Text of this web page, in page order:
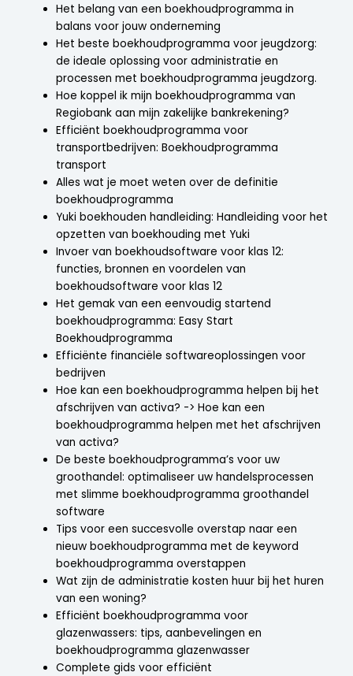
Het belang van een boekhoudprogramma in
balans voor jouw onderneming
Het beste boekhoudprogramma voor jeugdzorg:
de ideale oplossing voor administratie en
processen met boekhoudprogramma jeugdzorg.
Hoe koppel ik mijn boekhoudprogramma van
Regiobank aan mijn zakelijke bankrekening?
Efficiënt boekhoudprogramma voor
transportbedrijven: Boekhoudprogramma
transport
Alles wat je moet weten over de definitie
boekhoudprogramma
Yuki boekhouden handleiding: Handleiding voor het
opzetten van boekhouding met Yuki
Invoer van boekhoudsoftware voor klas 12:
functies, bronnen en voordelen van
boekhoudsoftware voor klas 12
Het gemak van een eenvoudig startend
boekhoudprogramma: Easy Start
Boekhoudprogramma
Efficiënte financiële softwareoplossingen voor
bedrijven
Hoe kan een boekhoudprogramma helpen bij het
afschrijven van activa? -> Hoe kan een
boekhoudprogramma helpen met het afschrijven
van activa?
De beste boekhoudprogramma’s voor uw
groothandel: optimaliseer uw handelsprocessen
met slimme boekhoudprogramma groothandel
software
Tips voor een succesvolle overstap naar een
nieuw boekhoudprogramma met de keyword
boekhoudprogramma overstappen
Wat zijn de administratie kosten huur bij het huren
van een woning?
Efficiënt boekhoudprogramma voor
glazenwassers: tips, aanbevelingen en
boekhoudprogramma glazenwasser
Complete gids voor efficiënt